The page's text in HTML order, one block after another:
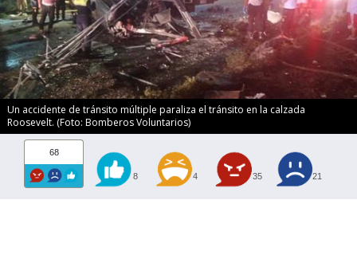
Un accidente de tránsito múltiple paraliza el tránsito en la calzada
Roosevelt. (Foto: Bomberos Voluntarios)
68
8 4 35 21